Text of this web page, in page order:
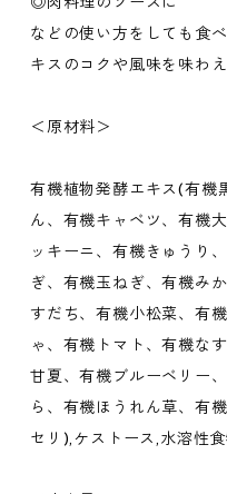
などの使い方をしても食
キスのコクや風味を味わえ
＜原材料＞
有機植物発酵エキス(有機
ん、有機キャベツ、有機
ッキーニ、有機きゅうり
ぎ、有機玉ねぎ、有機み
すだち、有機小松菜、有
ゃ、有機トマト、有機な
甘夏、有機ブルーベリー
ら、有機ほうれん草、有
セリ),ケストース,水溶性